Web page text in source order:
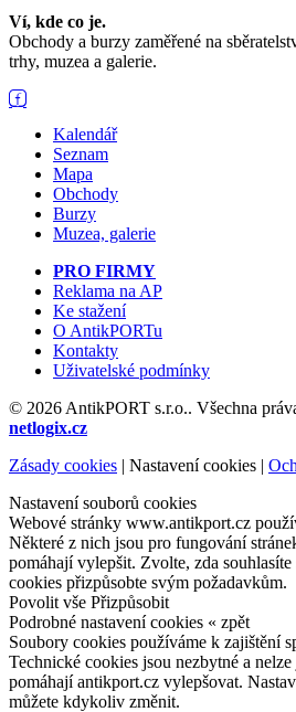
Ví, kde co je.
Obchody a burzy zaměřené na
trhy, muzea a galerie.
Kalendář
Seznam
Mapa
Obchody
Burzy
Muzea, galerie
PRO FIRMY
Reklama na AP
Ke stažení
O AntikPORTu
Kontakty
Uživatelské podmínky
© 2026 AntikPORT s.r.o.. Všechna
netlogix.cz
Zásady cookies | Nastavení cookies |
Nastavení souborů cookies
Webové stránky www.antikport.cz
Některé z nich jsou pro fungování
pomáhají vylepšit. Zvolte, zda souhlasíte
cookies přizpůsobte svým požadavkům.
Povolit vše Přizpůsobit
Podrobné nastavení cookies « zpět
Soubory cookies používáme k zajištění
Technické cookies jsou nezbytné a
pomáhají antikport.cz vylepšovat.
můžete kdykoliv změnit.